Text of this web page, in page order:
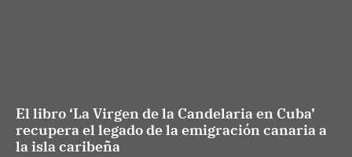
El libro ‘La Virgen de la Candelaria en Cuba’
recupera el legado de la emigración canaria a
la isla caribeña